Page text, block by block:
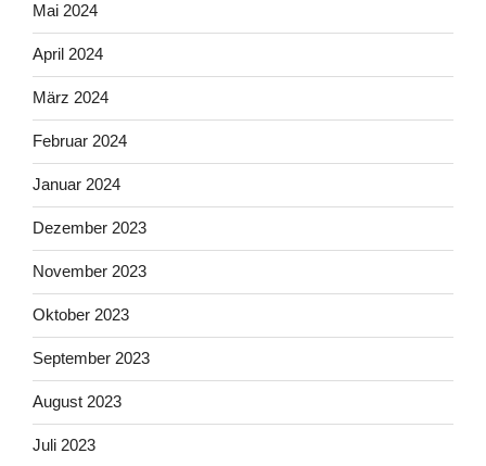
Mai 2024
April 2024
März 2024
Februar 2024
Januar 2024
Dezember 2023
November 2023
Oktober 2023
September 2023
August 2023
Juli 2023